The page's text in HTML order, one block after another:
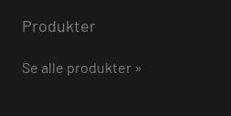
Produkter
Se alle produkter »